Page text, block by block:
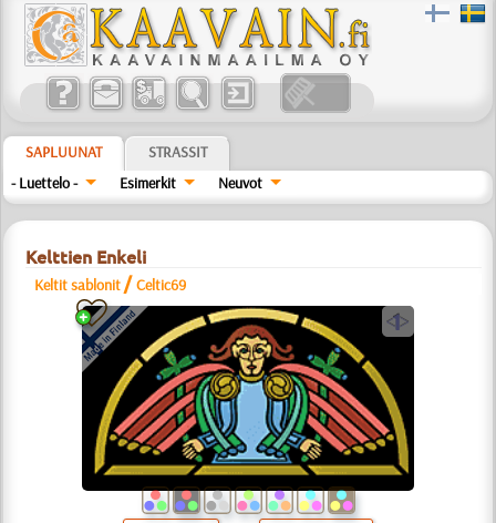
SAPLUUNAT
STRASSIT
- Luettelo -
Esimerkit Neuvot
Kelttien Enkeli
Keltit sablonit /Celtic69
a